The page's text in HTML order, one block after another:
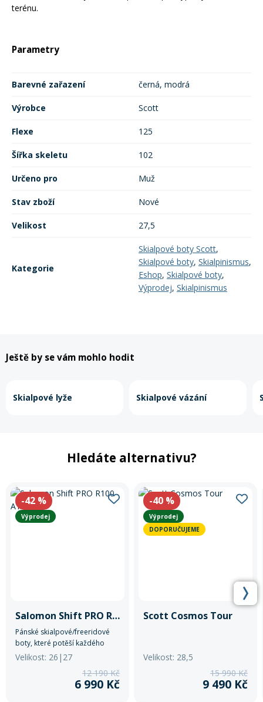
terénu.
Parametry
Barevné zařazení černá, modrá
Výrobce Scott
Flexe 125
Šířka skeletu 102
Určeno pro Muž
Stav zboží Nové
Velikost 27,5
Kategorie
Skialpové boty Scott,
Skialpové boty, Skialpinismus,
Eshop, Skialpové boty,
Výprodej, Skialpinismus
Ještě by se vám mohlo hodit
Skialpové lyže Skialpové vázání
Hledáte alternativu?
-42 %
Výprodej
Salomon Shift PRO R100 AT
Pánské skialpové/freeridové
boty, které potěší každého
horského nadšence.
Velikost: 26|27
12 190 Kč
6 990 Kč
-40 %
Výprodej
DOPORUČUJEME
Scott Cosmos Tour
Velikost: 28,5
15 990 Kč
9 490 Kč